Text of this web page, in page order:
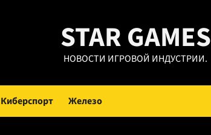
STAR GAMES
НОВОСТИ ИГРОВОЙ ИНДУСТРИИ.
Киберспорт Железо